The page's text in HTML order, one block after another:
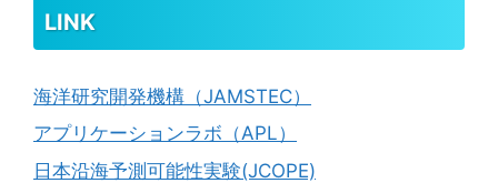
LINK
海洋研究開発機構（JAMSTEC）
アプリケーションラボ（APL）
日本沿海予測可能性実験(JCOPE)